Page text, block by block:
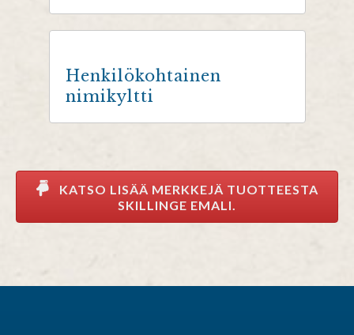
Henkilökohtainen
nimikyltti
KATSO LISÄÄ MERKKEJÄ TUOTTEESTA
SKILLINGE EMALI.